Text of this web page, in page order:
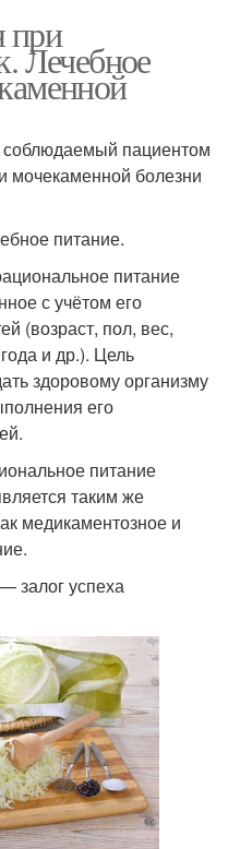
при
Лечебное
пациентом
мочекаменной болезни
питание.
питание
с учётом его
(возраст, пол, вес,
и др.). Цель
здоровому организму
его
питание
таким же
медикаментозное и
залог успеха